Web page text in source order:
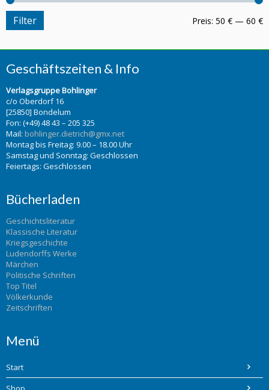
Filter Preis: 50 € — 60 €
Geschäftszeiten & Info
Verlagsgruppe Bohlinger
c/o Oberdorf 16
[25850] Bondelum
Fon: (+49) 48 43 – 205 325
Mail: bohlinger.dietrich@gmx.net
Montag bis Freitag: 9.00 – 18.00 Uhr
Samstag und Sonntag: Geschlossen
Feiertags: Geschlossen
Bücherladen
Geschichtsliteratur
Klassische Literatur
Kriegsgeschichte
Ludendorffs Werke
Märchen
Politische Schriften
Top Titel
Völkerkunde
Zeitschriften
Menü
Start